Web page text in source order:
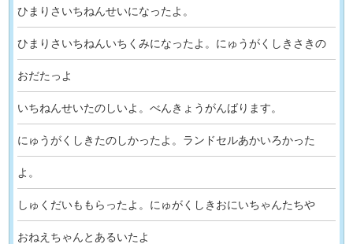
ひまりさいちねんせいになったよ。
ひまりさいちねんいちくみになったよ。にゅうがくしきさきの
おだたっよ
いちねんせいたのしいよ。べんきょうがんばります。
にゅうがくしきたのしかったよ。ランドセルあかいろかった
よ。
しゅくだいももらったよ。にゅがくしきおにいちゃんたちや
おねえちゃんとあるいたよ